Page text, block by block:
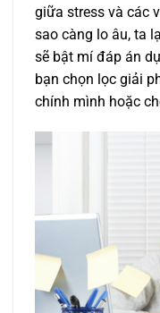
giữa stress và các
sao càng lo âu, ta
sẽ bật mí đáp án
bạn chọn lọc giải
chính mình hoặc